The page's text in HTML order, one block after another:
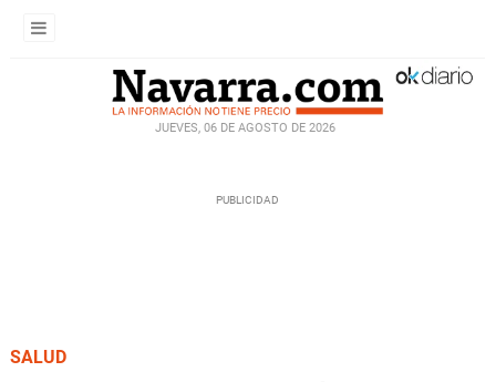
JUEVES, 06 DE AGOSTO DE 2026
SALUD